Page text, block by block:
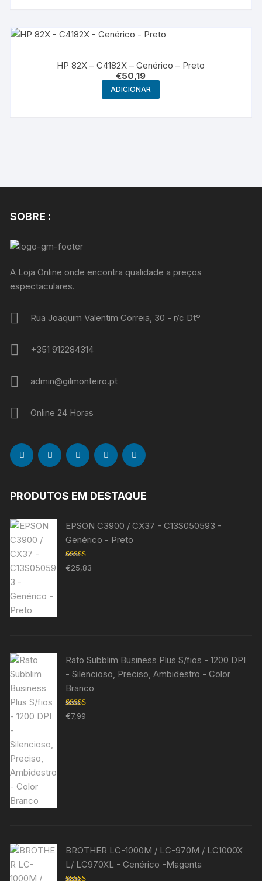
HP 82X – C4182X – Genérico – Preto
€50,19
ADICIONAR
SOBRE :
A Loja Online onde encontra qualidade a preços
espectaculares.
Rua Joaquim Valentim Correia, 30 - r/c Dtº
+351 912284314
admin@gilmonteiro.pt
Online 24 Horas
PRODUTOS EM DESTAQUE
EPSON C3900 / CX37 - C13S050593 -
Genérico - Preto
Avaliação
5.00de 5
€25,83
Rato Subblim Business Plus S/fios - 1200 DPI
- Silencioso, Preciso, Ambidestro - Color
Branco
Avaliação
5.00de 5
€7,99
BROTHER LC-1000M / LC-970M / LC1000X
L/ LC970XL - Genérico -Magenta